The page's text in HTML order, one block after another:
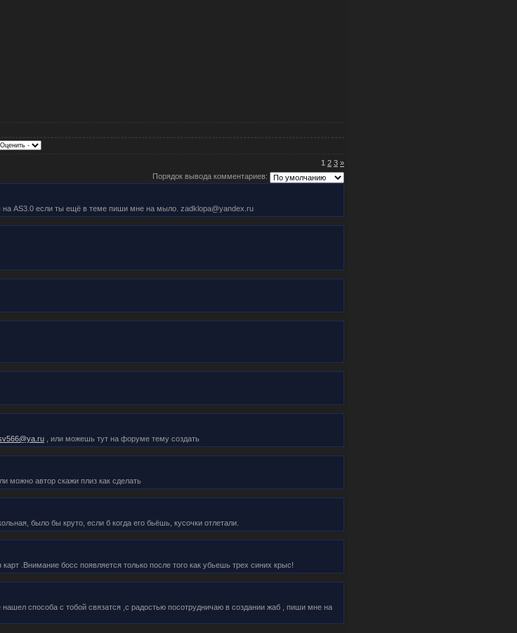
1 2 3 »
Порядок вывода комментариев:
на AS3.0 если ты ещё в теме пиши мне на мыло. zadklopa@yandex.ru
, или можешь тут на форуме тему создать
можно автор скажи плиз как сделать
было бы круто, если б когда его бьёшь, кусочки отлетали.
.Внимание босс появляется только после того как убьешь трех синих крыс!
способа с тобой связатся ,с радостью посотрудничаю в создании жаб , пиши мне на